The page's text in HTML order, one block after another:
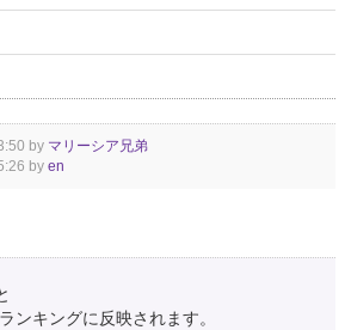
by マリーシア兄弟
by en
ンキングに反映されます。